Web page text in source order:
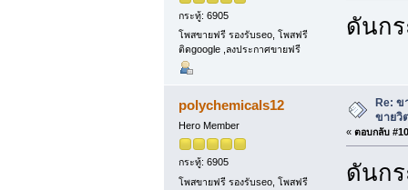
กระทู้: 6905
โพสขายฟรี รองรับseo, โพสฟรี
ติดgoogle ,ลงประกาศขายฟรี
ดันก
polychemicals12
Hero Member
กระทู้: 6905
โพสขายฟรี รองรับseo, โพสฟรี
Re: ข
ขายวิ
« ตอบกลับ
ดันก